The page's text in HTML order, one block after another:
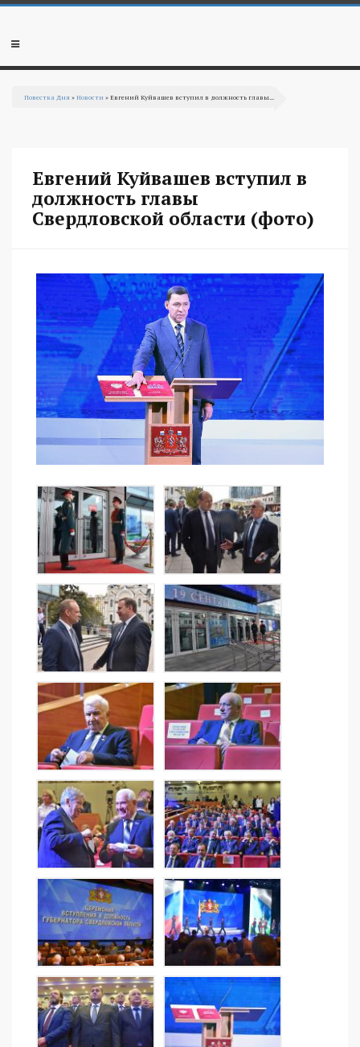
Перейти к основному содержанию
Мобильное
Повестка Дня »Новости » Евгений Куйвашев вступил в должность главы...
Евгений Куйвашев вступил в
должность главы
Свердловской области (фото)